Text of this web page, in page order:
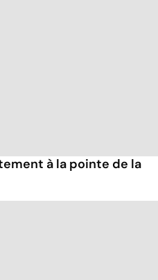
à la pointe de la